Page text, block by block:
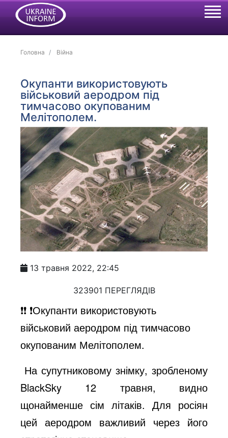
Головна Війна
Окупанти використовують
військовий аеродром під
тимчасово окупованим
Мелітополем.
13 травня 2022, 22:45
323901 ПЕРЕГЛЯДІВ
❗️❗️ ❗️Окупанти використовують
військовий аеродром під тимчасово
окупованим Мелітополем.
На супутниковому знімку, зробленому
BlackSky 12 травня, видно
щонайменше сім літаків. Для росіян
цей аеродром важливий через його